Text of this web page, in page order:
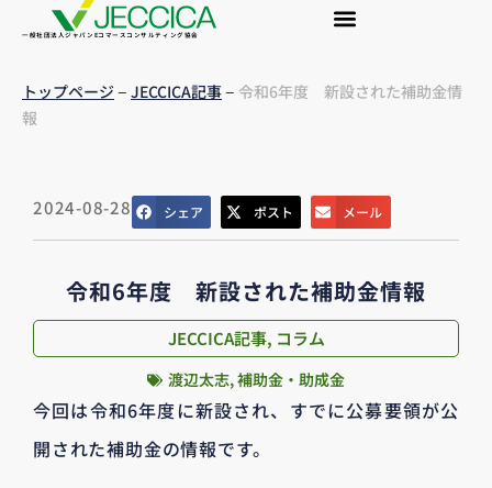
一般社団法人ジャパンEコマースコンサルティング協会
トップページ– JECCICA記事– 令和6年度 新設された補助金情
報
2024-08-28 シェア ポスト メール
令和6年度 新設された補助金情報
JECCICA記事, コラム
渡辺太志,補助金・助成金
今回は令和6年度に新設され、すでに公募要領が公
開された補助金の情報です。